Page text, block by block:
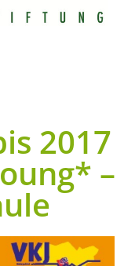
2017
–